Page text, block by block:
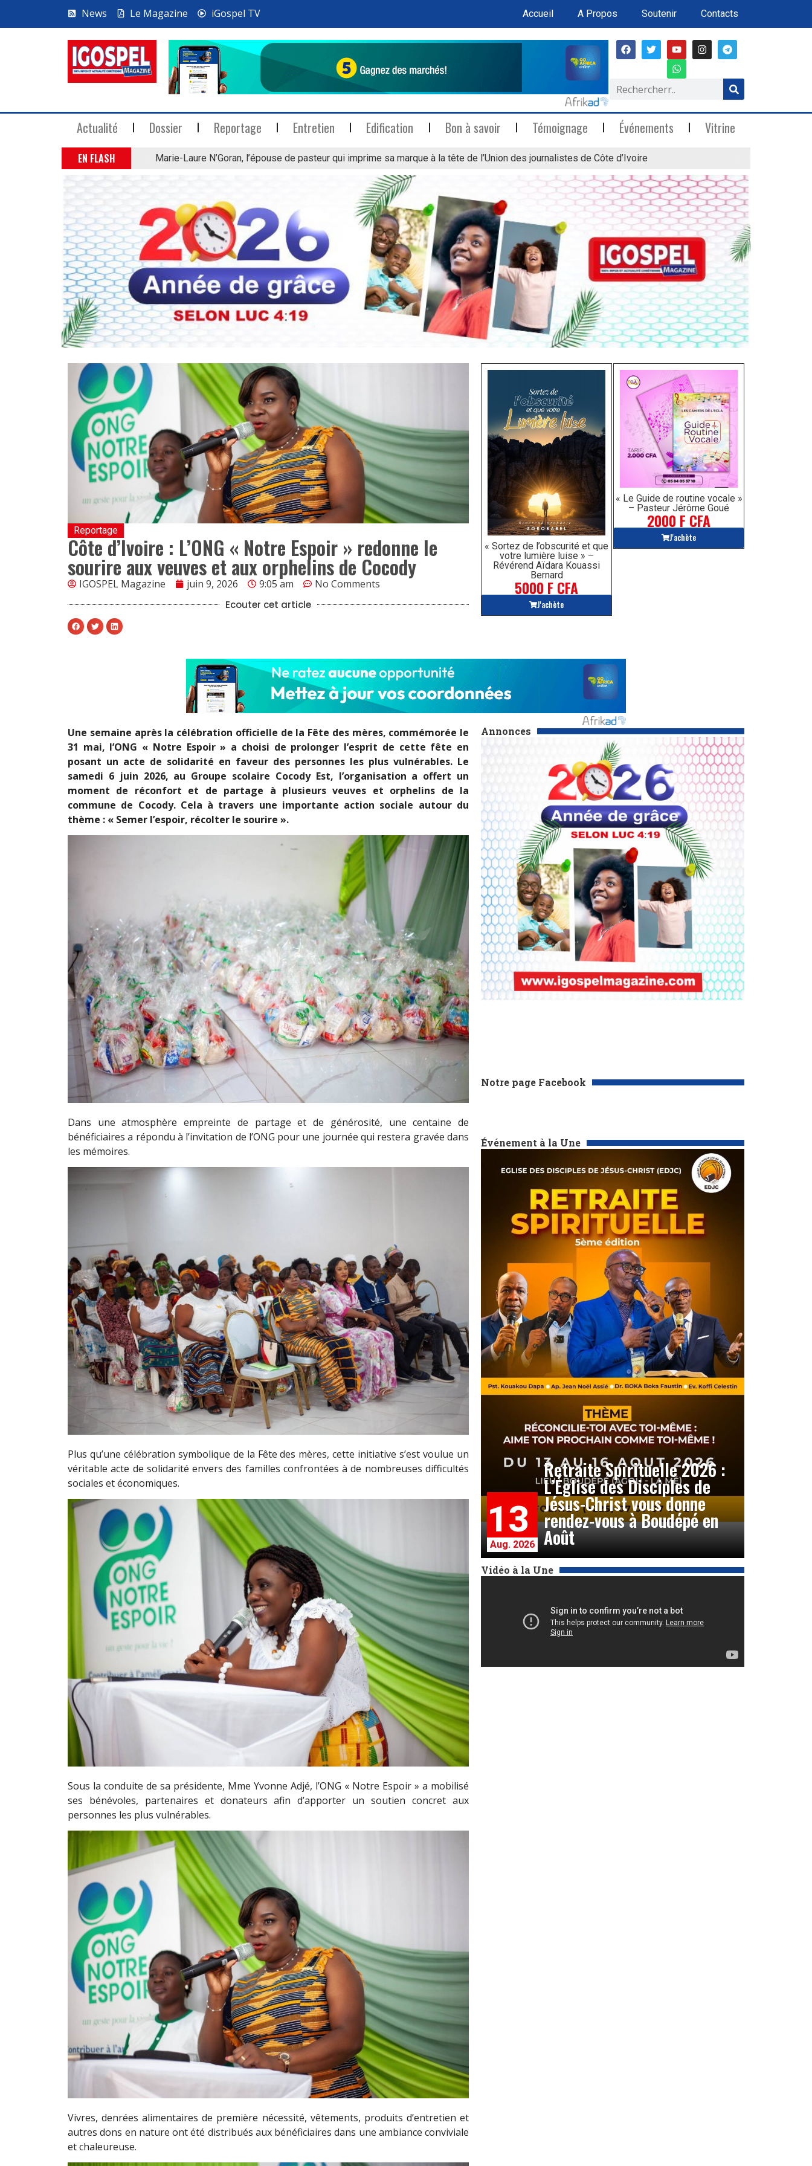
News Le Magazine iGospel TV Accueil A Propos Soutenir Contacts
Actualité Dossier Reportage Entretien Edification Bon à savoir Témoignage Événements Vitrine
EN FLASH Marie-Laure N’Goran, l’épouse de pasteur qui imprime sa marque à la tête de l’Union des journalistes de Côte d’Ivoire
« Sortez de l’obscurité et que
votre lumière luise » –
Révérend Aïdara Kouassi
Bernard
5000 F CFA
J'achète
« Le Guide de routine vocale »
– Pasteur Jérôme Goué
2000 F CFA
J'achète
Reportage
Côte d’Ivoire : L’ONG « Notre Espoir » redonne le
sourire aux veuves et aux orphelins de Cocody
IGOSPEL Magazine juin 9, 2026 9:05 am No Comments
Ecouter cet article
Annonces
Notre page Facebook
Événement à la Une
13
Aug. 2026
Retraite Spirituelle 2026 :
L’Église des Disciples de
Jésus-Christ vous donne
rendez-vous à Boudépé en
Août
Vidéo à la Une
Une semaine après la célébration officielle de la Fête des mères, commémorée le
31 mai, l’ONG « Notre Espoir » a choisi de prolonger l’esprit de cette fête en
posant un acte de solidarité en faveur des personnes les plus vulnérables. Le
samedi 6 juin 2026, au Groupe scolaire Cocody Est, l’organisation a offert un
moment de réconfort et de partage à plusieurs veuves et orphelins de la
commune de Cocody. Cela à travers une importante action sociale autour du
thème : « Semer l’espoir, récolter le sourire ».
Dans une atmosphère empreinte de partage et de générosité, une centaine de
bénéficiaires a répondu à l’invitation de l’ONG pour une journée qui restera gravée dans
les mémoires.
Plus qu’une célébration symbolique de la Fête des mères, cette initiative s’est voulue un
véritable acte de solidarité envers des familles confrontées à de nombreuses difficultés
sociales et économiques.
Sous la conduite de sa présidente, Mme Yvonne Adjé, l’ONG « Notre Espoir » a mobilisé
ses bénévoles, partenaires et donateurs afin d’apporter un soutien concret aux
personnes les plus vulnérables.
Vivres, denrées alimentaires de première nécessité, vêtements, produits d’entretien et
autres dons en nature ont été distribués aux bénéficiaires dans une ambiance conviviale
et chaleureuse.